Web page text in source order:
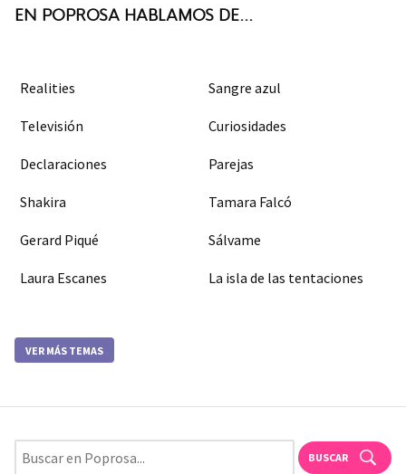
EN POPROSA HABLAMOS DE...
Realities Sangre azul
Televisión Curiosidades
Declaraciones Parejas
Shakira Tamara Falcó
Gerard Piqué Sálvame
Laura Escanes La isla de las tentaciones
VER MÁS TEMAS
BUSCAR